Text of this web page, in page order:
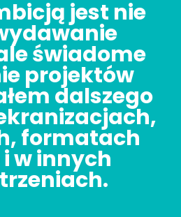
jest nie
świadome
projektów
dalszego
formatach
w innych